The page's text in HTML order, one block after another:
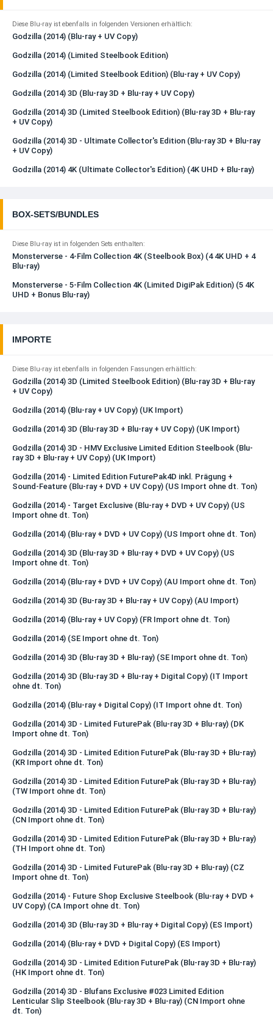
Diese Blu-ray ist ebenfalls in folgenden Versionen erhältlich:
Godzilla (2014) (Blu-ray + UV Copy)
Godzilla (2014) (Limited Steelbook Edition)
Godzilla (2014) (Limited Steelbook Edition) (Blu-ray + UV Copy)
Godzilla (2014) 3D (Blu-ray 3D + Blu-ray + UV Copy)
Godzilla (2014) 3D (Limited Steelbook Edition) (Blu-ray 3D + Blu-ray
+ UV Copy)
Godzilla (2014) 3D - Ultimate Collector's Edition (Blu-ray 3D + Blu-ray
+ UV Copy)
Godzilla (2014) 4K (Ultimate Collector's Edition) (4K UHD + Blu-ray)
BOX-SETS/BUNDLES
Diese Blu-ray ist in folgenden Sets enthalten:
Monsterverse - 4-Film Collection 4K (Steelbook Box) (4 4K UHD + 4
Blu-ray)
Monsterverse - 5-Film Collection 4K (Limited DigiPak Edition) (5 4K
UHD + Bonus Blu-ray)
IMPORTE
Diese Blu-ray ist ebenfalls in folgenden Fassungen erhältlich:
Godzilla (2014) 3D (Limited Steelbook Edition) (Blu-ray 3D + Blu-ray
+ UV Copy)
Godzilla (2014) (Blu-ray + UV Copy) (UK Import)
Godzilla (2014) 3D (Blu-ray 3D + Blu-ray + UV Copy) (UK Import)
Godzilla (2014) 3D - HMV Exclusive Limited Edition Steelbook (Blu-
ray 3D + Blu-ray + UV Copy) (UK Import)
Godzilla (2014) - Limited Edition FuturePak4D inkl. Prägung +
Sound-Feature (Blu-ray + DVD + UV Copy) (US Import ohne dt. Ton)
Godzilla (2014) - Target Exclusive (Blu-ray + DVD + UV Copy) (US
Import ohne dt. Ton)
Godzilla (2014) (Blu-ray + DVD + UV Copy) (US Import ohne dt. Ton)
Godzilla (2014) 3D (Blu-ray 3D + Blu-ray + DVD + UV Copy) (US
Import ohne dt. Ton)
Godzilla (2014) (Blu-ray + DVD + UV Copy) (AU Import ohne dt. Ton)
Godzilla (2014) 3D (Bu-ray 3D + Blu-ray + UV Copy) (AU Import)
Godzilla (2014) (Blu-ray + UV Copy) (FR Import ohne dt. Ton)
Godzilla (2014) (SE Import ohne dt. Ton)
Godzilla (2014) 3D (Blu-ray 3D + Blu-ray) (SE Import ohne dt. Ton)
Godzilla (2014) 3D (Blu-ray 3D + Blu-ray + Digital Copy) (IT Import
ohne dt. Ton)
Godzilla (2014) (Blu-ray + Digital Copy) (IT Import ohne dt. Ton)
Godzilla (2014) 3D - Limited FuturePak (Blu-ray 3D + Blu-ray) (DK
Import ohne dt. Ton)
Godzilla (2014) 3D - Limited Edition FuturePak (Blu-ray 3D + Blu-ray)
(KR Import ohne dt. Ton)
Godzilla (2014) 3D - Limited Edition FuturePak (Blu-ray 3D + Blu-ray)
(TW Import ohne dt. Ton)
Godzilla (2014) 3D - Limited Edition FuturePak (Blu-ray 3D + Blu-ray)
(CN Import ohne dt. Ton)
Godzilla (2014) 3D - Limited Edition FuturePak (Blu-ray 3D + Blu-ray)
(TH Import ohne dt. Ton)
Godzilla (2014) 3D - Limited FuturePak (Blu-ray 3D + Blu-ray) (CZ
Import ohne dt. Ton)
Godzilla (2014) - Future Shop Exclusive Steelbook (Blu-ray + DVD +
UV Copy) (CA Import ohne dt. Ton)
Godzilla (2014) 3D (Blu-ray 3D + Blu-ray + Digital Copy) (ES Import)
Godzilla (2014) (Blu-ray + DVD + Digital Copy) (ES Import)
Godzilla (2014) 3D - Limited Edition FuturePak (Blu-ray 3D + Blu-ray)
(HK Import ohne dt. Ton)
Godzilla (2014) 3D - Blufans Exclusive #023 Limited Edition
Lenticular Slip Steelbook (Blu-ray 3D + Blu-ray) (CN Import ohne
dt. Ton)